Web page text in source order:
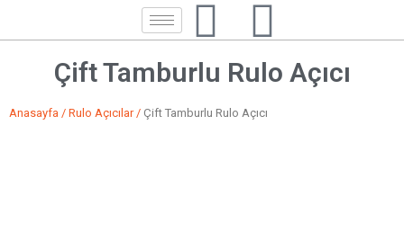
Çift Tamburlu Rulo Açıcı
Anasayfa / Rulo Açıcılar/ Çift Tamburlu Rulo Açıcı